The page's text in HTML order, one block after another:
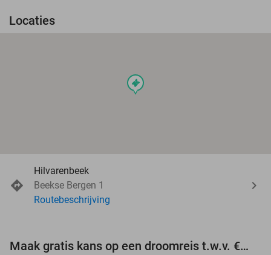
Locaties
events
Hilvarenbeek
Beekse Bergen 1
Routebeschrijving
Maak gratis kans op een droomreis t.w.v. €3.000!